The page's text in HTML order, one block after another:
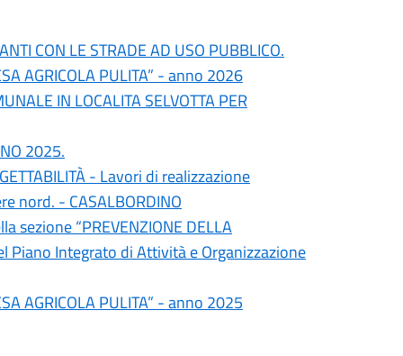
CON LE STRADE AD USO PUBBLICO.
AGRICOLA PULITA” - anno 2026
IN LOCALITA SELVOTTA PER
2025.
- Lavori di realizzazione
nord. - CASALBORDINO
sezione “PREVENZIONE DELLA
Piano Integrato di Attività e Organizzazione
AGRICOLA PULITA” - anno 2025